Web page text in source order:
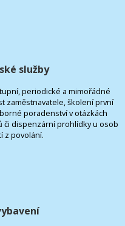
služby
periodické a mimořádné
zaměstnavatele, školení první
poradenství v otázkách
či dispenzární prohlídky u osob
z povolání.